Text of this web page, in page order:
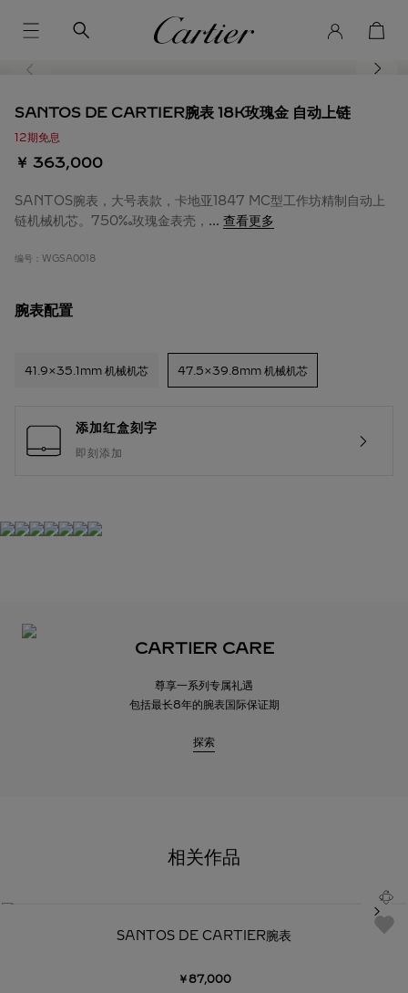
SANTOS DE CARTIER腕表 18K玫瑰金 自动上链
12期免息
￥ 363,000
SANTOS腕表，大号表款，卡地亚1847 MC型工作坊精制自动上
链机械机芯。750‰玫瑰金表壳， ... 查看更多
编号： WGSA0018
腕表配置
41.9x35.1mm 机械机芯 47.5x39.8mm 机械机芯
添加红盒刻字
即刻添加
CARTIER CARE
尊享一系列专属礼遇
包括最长8年的腕表国际保证期
探索
相关作品
SANTOS DE CARTIER腕表
￥87,000